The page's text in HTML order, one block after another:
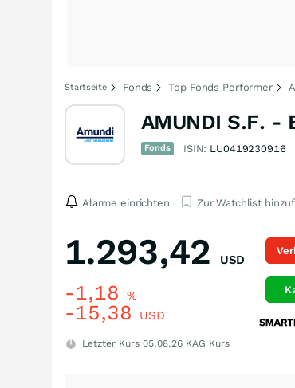
Startseite Fonds Top Fonds Performer
AMUNDI S.F. -
Fonds ISIN: LU0419230916
Alarme einrichten Zur Watchlist
1.293,42 USD
-1,18 %
-15,38 USD
Letzter Kurs 05.08.26 KAG Kurs